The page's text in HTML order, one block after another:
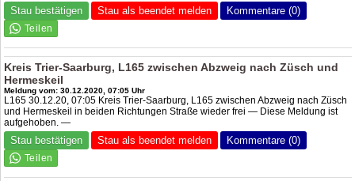
Stau bestätigen Stau als beendet melden Kommentare (0)
Kreis Trier-Saarburg, L165 zwischen Abzweig nach Züsch und
Hermeskeil
Meldung vom: 30.12.2020, 07:05 Uhr
L165 30.12.20, 07:05 Kreis Trier-Saarburg, L165 zwischen Abzweig nach Züsch
und Hermeskeil in beiden Richtungen Straße wieder frei — Diese Meldung ist
aufgehoben. —
Stau bestätigen Stau als beendet melden Kommentare (0)